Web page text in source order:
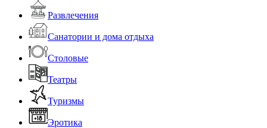
Развлечения
Санатории и дома отдыха
Столовые
Театры
Туризмы
Эротика